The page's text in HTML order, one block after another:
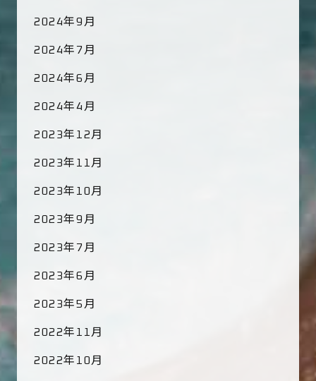
2024年9月
2024年7月
2024年6月
2024年4月
2023年12月
2023年11月
2023年10月
2023年9月
2023年7月
2023年6月
2023年5月
2022年11月
2022年10月